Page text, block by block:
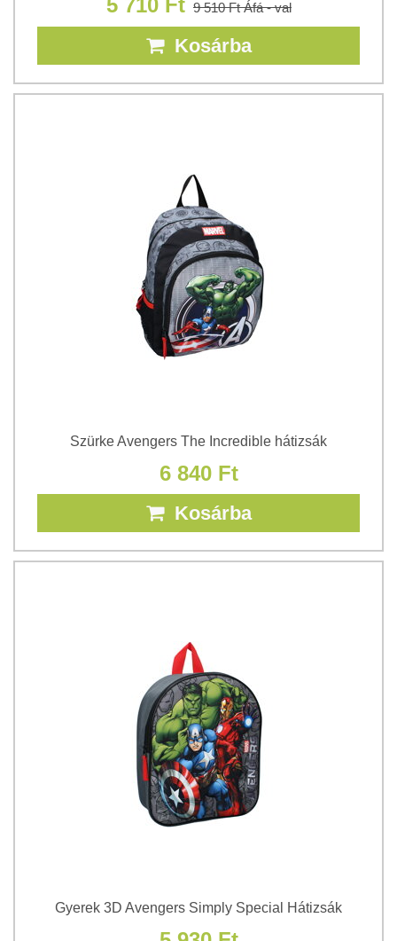
5 710 Ft 9 510 FtÁfá - val
Kosárba
Szürke Avengers The Incredible hátizsák
6 840 Ft
Kosárba
Gyerek 3D Avengers Simply Special Hátizsák